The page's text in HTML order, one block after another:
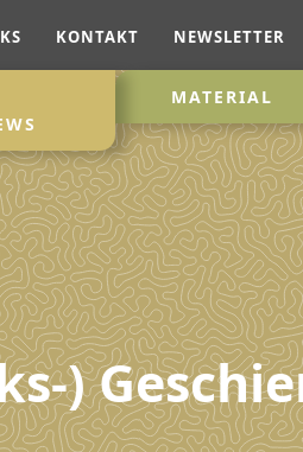
KONTAKT NEWSLETTER
MATERIAL
)